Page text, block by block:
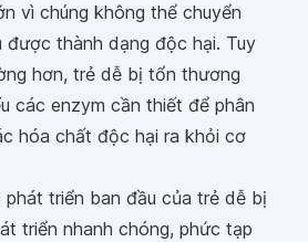
vì chúng không thể chuyển
được thành dạng độc hại. Tuy
hơn, trẻ dễ bị tổn thương
các enzym cần thiết để phân
hóa chất độc hại ra khỏi cơ
phát triển ban đầu của trẻ dễ bị
triển nhanh chóng, phức tạp